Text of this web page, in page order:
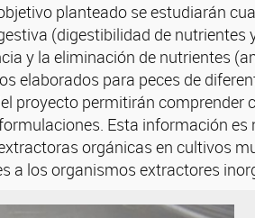
planteado se estudiarán
(digestibilidad de nutrientes
y la eliminación de nutrientes
elaborados para peces de
proyecto permitirán comprender
Esta información
orgánicas en cultivos
a los organismos extractores